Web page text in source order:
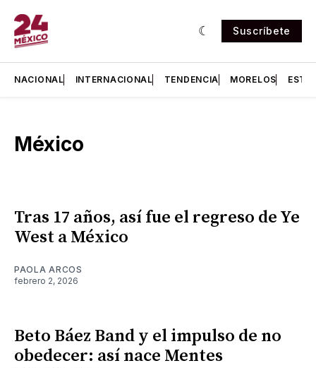
Suscríbete
NACIONAL INTERNACIONAL TENDENCIA MORELOS
México
Tras 17 años, así fue el regreso de Ye
West a México
PAOLA ARCOS
febrero 2, 2026
Beto Báez Band y el impulso de no
obedecer: así nace Mentes